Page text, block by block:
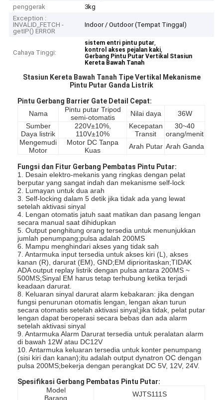
penggerak
3kg
Exception :
INVALID_FETCH -
getIP() ERROR
Indoor / Outdoor (Tempat Tinggal)
Cahaya Tinggi:
sistem entri pintu putar,
kontrol akses pejalan kaki,
Gerbang Pintu Putar Vertikal Stasiun
Kereta Bawah Tanah
Stasiun Kereta Bawah Tanah Tipe Vertikal Mekanisme
Pintu Putar Ganda Listrik
Pintu Gerbang Barrier Gate Detail Cepat:
Nama
Pintu putar Tripod
semi-otomatis
Nilai daya
36W
Sumber
Daya listrik
220V±10%,
110V±10%
Kecepatan
Transit
30~40
orang/menit
Mengemudi
Motor
Motor DC Tanpa
Kuas
Arah Putar Arah Ganda
Fungsi dan Fitur Gerbang Pembatas Pintu Putar:
1. Desain elektro-mekanis yang ringkas dengan pelat
berputar yang sangat indah dan mekanisme self-lock
2. Lumayan untuk dua arah
3. Self-locking dalam 5 detik jika tidak ada yang lewat
setelah aktivasi sinyal
4. Lengan otomatis jatuh saat matikan dan pasang lengan
secara manual saat dihidupkan
5. Output penghitung orang tersedia untuk menunjukkan
jumlah penumpang;pulsa adalah 200MS
6. Mampu menghindari akses yang tidak sah
7. Antarmuka input tersedia untuk akses kiri (L), akses
kanan (R), darurat (EM), GND;EM diprioritaskan;TIDAK
ADA output replay listrik dengan pulsa antara 200MS ~
500MS;Sinyal EM harus tetap terhubung ketika terjadi
keadaan darurat.
8. Keluaran sinyal darurat alarm kebakaran: jika dengan
fungsi penurunan otomatis lengan, lengan akan turun
secara otomatis setelah aktivasi sinyal;jika tidak, pelat putar
lengan dapat beroperasi secara bebas dan ada alarm
setelah aktivasi sinyal
9. Antarmuka Alarm Darurat tersedia untuk peralatan alarm
di bawah 12W atau DC12V
10. Antarmuka keluaran tersedia untuk konter penumpang
(sisi kiri dan kanan);itu adalah output dynatron OC dengan
pulsa 200MS;bekerja dengan perangkat DC 5V, 12V, 24V.
Spesifikasi Gerbang Pembatas Pintu Putar:
Model
Barang
WJTS111S